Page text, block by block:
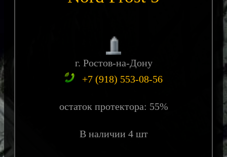
г. Ростов-на-Дону
+7 (918) 553-08-56
остаток протектора: 55%
В наличии 4 шт